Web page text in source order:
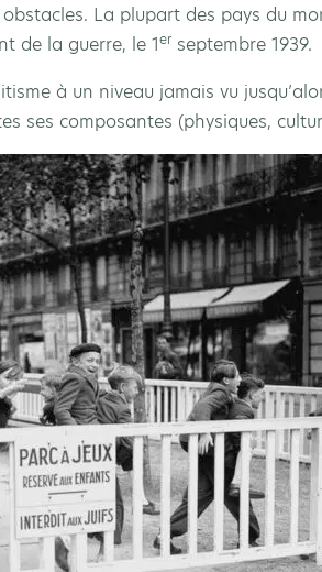
La plupart des pays du
de la guerre, le 1er septembre 1939.
à un niveau jamais vu
ses composantes (physiques,